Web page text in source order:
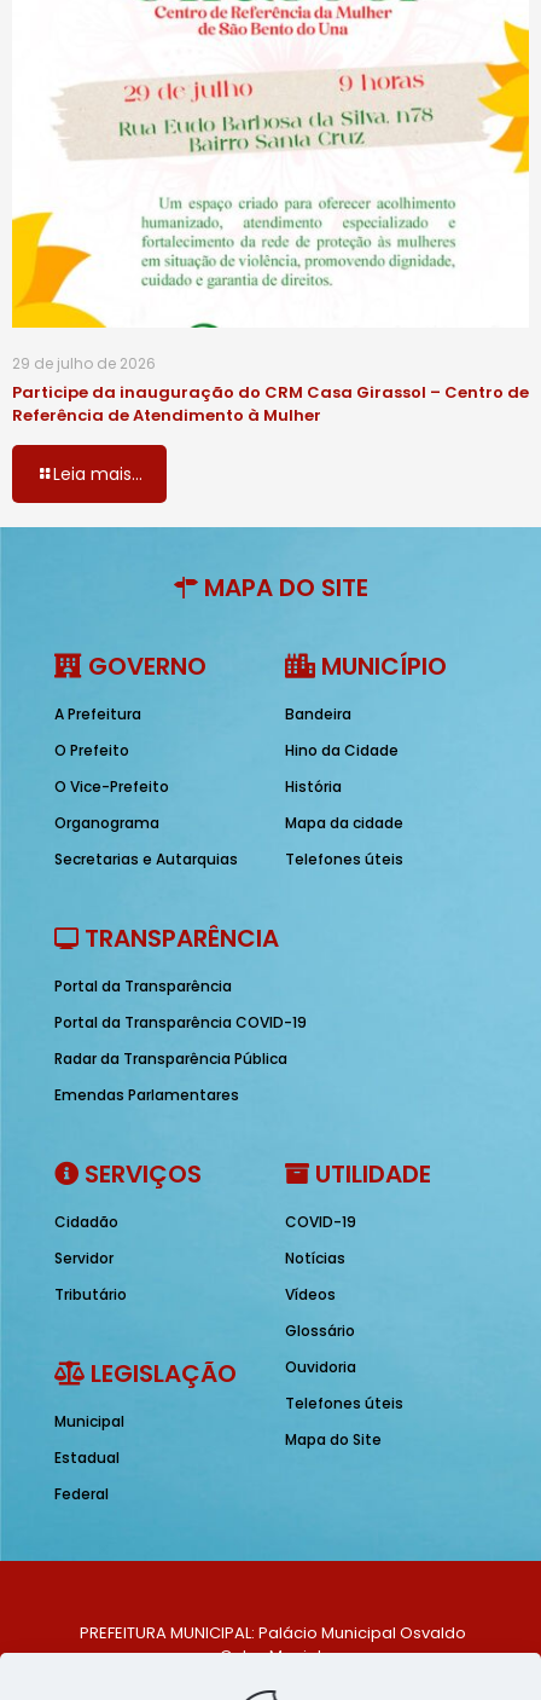
29 de julho de 2026
Participe da inauguração do CRM Casa Girassol – Centro de
Referência de Atendimento à Mulher
Leia mais...
MAPA DO SITE
GOVERNO
A Prefeitura
O Prefeito
O Vice-Prefeito
Organograma
Secretarias e Autarquias
MUNICÍPIO
Bandeira
Hino da Cidade
História
Mapa da cidade
Telefones úteis
TRANSPARÊNCIA
Portal da Transparência
Portal da Transparência COVID-19
Radar da Transparência Pública
Emendas Parlamentares
SERVIÇOS
Cidadão
Servidor
Tributário
LEGISLAÇÃO
Municipal
Estadual
Federal
UTILIDADE
COVID-19
Notícias
Vídeos
Glossário
Ouvidoria
Telefones úteis
Mapa do Site
PREFEITURA MUNICIPAL: Palácio Municipal Osvaldo
Celso Maciel